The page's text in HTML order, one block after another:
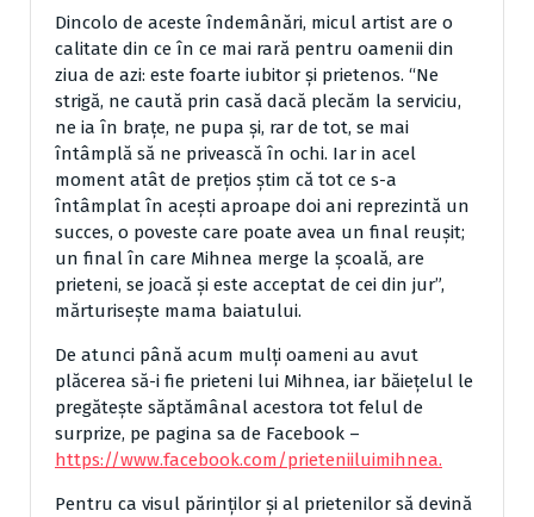
Dincolo de aceste îndemânări, micul artist are o
calitate din ce în ce mai rară pentru oamenii din
ziua de azi: este foarte iubitor și prietenos. “Ne
strigă, ne caută prin casă dacă plecăm la serviciu,
ne ia în brațe, ne pupa și, rar de tot, se mai
întâmplă să ne privească în ochi. Iar in acel
moment atât de prețios știm că tot ce s-a
întâmplat în acești aproape doi ani reprezintă un
succes, o poveste care poate avea un final reușit;
un final în care Mihnea merge la școală, are
prieteni, se joacă și este acceptat de cei din jur”,
mărturisește mama baiatului.
De atunci până acum mulți oameni au avut
plăcerea să-i fie prieteni lui Mihnea, iar băiețelul le
pregătește săptămânal acestora tot felul de
surprize, pe pagina sa de Facebook –
https://www.facebook.com/prieteniiluimihnea.
Pentru ca visul părinților și al prietenilor să devină